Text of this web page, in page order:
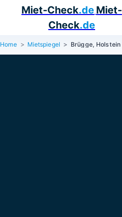
Miet-Check.de Miet-
Check.de
Home Mietspiegel Brügge, Holstein